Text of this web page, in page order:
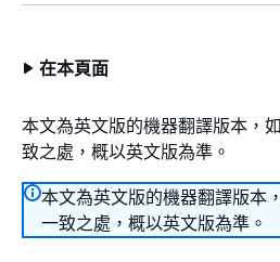
在本頁面
本文為英文版的機器翻譯版本，
致之處，概以英文版為準。
本文為英文版的機器翻譯版本
一致之處，概以英文版為準。